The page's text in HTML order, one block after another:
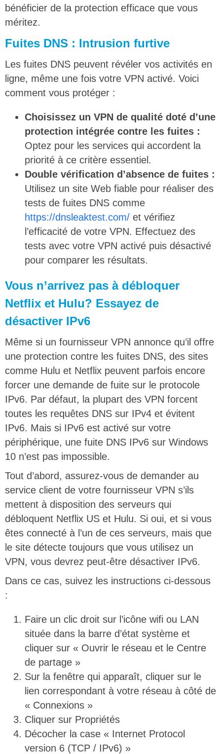
bénéficier de la protection efficace que vous
méritez.
Fuites DNS : Intrusion furtive
Les fuites DNS peuvent révéler vos activités en
ligne, même une fois votre VPN activé. Voici
comment vous protéger :
Choisissez un VPN de qualité doté d’une
protection intégrée contre les fuites :
Optez pour les services qui accordent la
priorité à ce critère essentiel.
Double vérification d’absence de fuites :
Utilisez un site Web fiable pour réaliser des
tests de fuites DNS comme
https://dnsleaktest.com/ et vérifiez
l’efficacité de votre VPN. Effectuez des
tests avec votre VPN activé puis désactivé
pour comparer les résultats.
Vous n’arrivez pas à débloquer
Netflix et Hulu? Essayez de
désactiver IPv6
Même si un fournisseur VPN annonce qu’il offre
une protection contre les fuites DNS, des sites
comme Hulu et Netflix peuvent parfois encore
forcer une demande de fuite sur le protocole
IPv6. Par défaut, la plupart des VPN forcent
toutes les requêtes DNS sur IPv4 et évitent
IPv6. Mais si IPv6 est activé sur votre
périphérique, une fuite DNS IPv6 sur Windows
10 n’est pas impossible.
Tout d’abord, assurez-vous de demander au
service client de votre fournisseur VPN s’ils
mettent à disposition des serveurs qui
débloquent Netflix US et Hulu. Si oui, et si vous
êtes connecté à l’un de ces serveurs, mais que
le site détecte toujours que vous utilisez un
VPN, vous devrez peut-être désactiver IPv6.
Dans ce cas, suivez les instructions ci-dessous
:
Faire un clic droit sur l’icône wifi ou LAN
située dans la barre d’état système et
cliquer sur « Ouvrir le réseau et le Centre
de partage »
Sur la fenêtre qui apparaît, cliquer sur le
lien correspondant à votre réseau à côté de
« Connexions »
Cliquer sur Propriétés
Décocher la case « Internet Protocol
version 6 (TCP / IPv6) »